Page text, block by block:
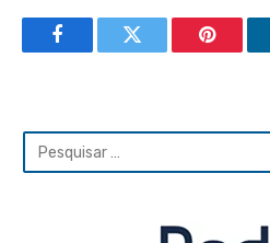
FacebookTwitter